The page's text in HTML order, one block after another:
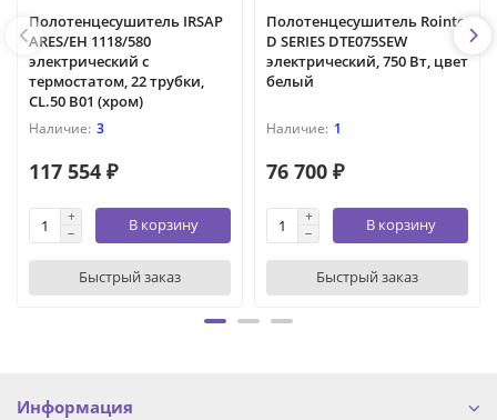
Полотенцесушитель IRSAP
ARES/EH 1118/580
электрический с
термостатом, 22 трубки,
CL.50 B01 (хром)
3
117 554 ₽
В корзину
Быстрый заказ
Полотенцесушитель Rointe
D SERIES DTE075SEW
электрический, 750 Вт, цвет
белый
1
76 700 ₽
В корзину
Быстрый заказ
Информация